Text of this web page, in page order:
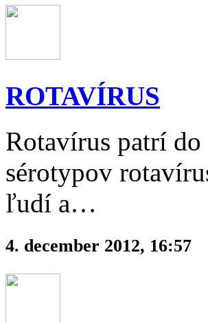
ROTAVÍRUS
Rotavírus patrí
sérotypov
ľudí a…
4. december 2012, 16:57